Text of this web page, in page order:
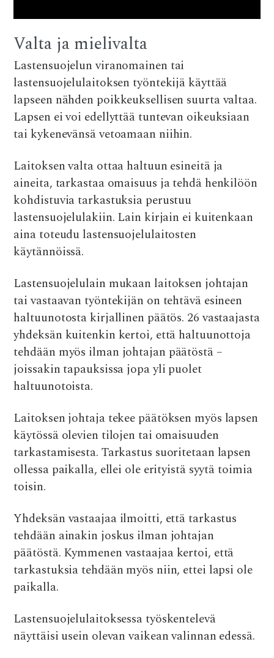
Valta ja mielivalta
Lastensuojelun viranomainen tai
lastensuojelulaitoksen työntekijä käyttää
lapseen nähden poikkeuksellisen suurta valtaa.
Lapsen ei voi edellyttää tuntevan oikeuksiaan
tai kykenevänsä vetoamaan niihin.
Laitoksen valta ottaa haltuun esineitä ja
aineita, tarkastaa omaisuus ja tehdä henkilöön
kohdistuvia tarkastuksia perustuu
lastensuojelulakiin. Lain kirjain ei kuitenkaan
aina toteudu lastensuojelulaitosten
käytännöissä.
Lastensuojelulain mukaan laitoksen johtajan
tai vastaavan työntekijän on tehtävä esineen
haltuunotosta kirjallinen päätös. 26 vastaajasta
yhdeksän kuitenkin kertoi, että haltuunottoja
tehdään myös ilman johtajan päätöstä –
joissakin tapauksissa jopa yli puolet
haltuunotoista.
Laitoksen johtaja tekee päätöksen myös lapsen
käytössä olevien tilojen tai omaisuuden
tarkastamisesta. Tarkastus suoritetaan lapsen
ollessa paikalla, ellei ole erityistä syytä toimia
toisin.
Yhdeksän vastaajaa ilmoitti, että tarkastus
tehdään ainakin joskus ilman johtajan
päätöstä. Kymmenen vastaajaa kertoi, että
tarkastuksia tehdään myös niin, ettei lapsi ole
paikalla.
Lastensuojelulaitoksessa työskentelevä
näyttäisi usein olevan vaikean valinnan edessä.